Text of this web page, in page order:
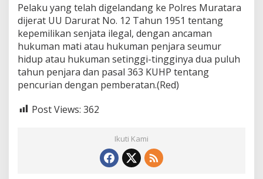
Pelaku yang telah digelandang ke Polres Muratara
dijerat UU Darurat No. 12 Tahun 1951 tentang
kepemilikan senjata ilegal, dengan ancaman
hukuman mati atau hukuman penjara seumur
hidup atau hukuman setinggi-tingginya dua puluh
tahun penjara dan pasal 363 KUHP tentang
pencurian dengan pemberatan.(Red)
Post Views: 362
Ikuti Kami